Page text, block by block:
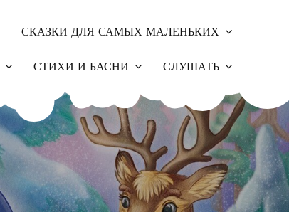
СКАЗКИ ДЛЯ САМЫХ МАЛЕНЬКИХ
СТИХИ И БАСНИ СЛУШАТЬ